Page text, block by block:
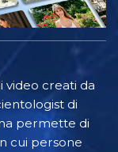
video creati da
di
permette di
cui persone